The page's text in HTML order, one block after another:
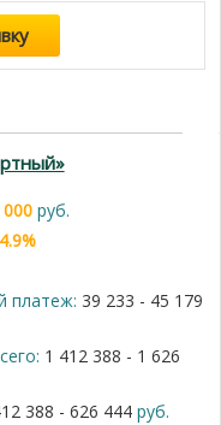
руб.
платеж: 39 233 - 45 179
1 412 388 - 1 626
388 - 626 444руб.